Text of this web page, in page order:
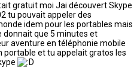
gratuit moi Jai découvert Skype
tu pouvait appeler des
idem pour les portables mais
donnait que 5 minutes et
aventure en téléphonie mobile
portable et tu appelait gratos les